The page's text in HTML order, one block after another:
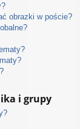
obrazki w poście?
i grupy